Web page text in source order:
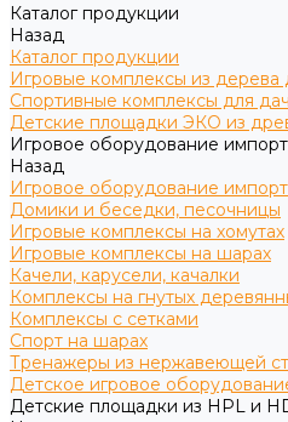
Каталог продукции
Назад
Каталог продукции
Игровые комплексы из дерева
Спортивные комплексы для
Детские площадки ЭКО из
Игровое оборудование
Назад
Игровое оборудование
Домики и беседки, песочницы
Игровые комплексы на хомутах
Игровые комплексы на шарах
Качели, карусели, качалки
Комплексы на гнутых
Комплексы с сетками
Спорт на шарах
Тренажеры из нержавеющей
Детское игровое
Детские площадки из HPL и